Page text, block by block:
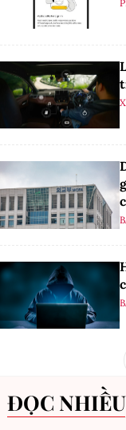
ĐỌC NHIỀU